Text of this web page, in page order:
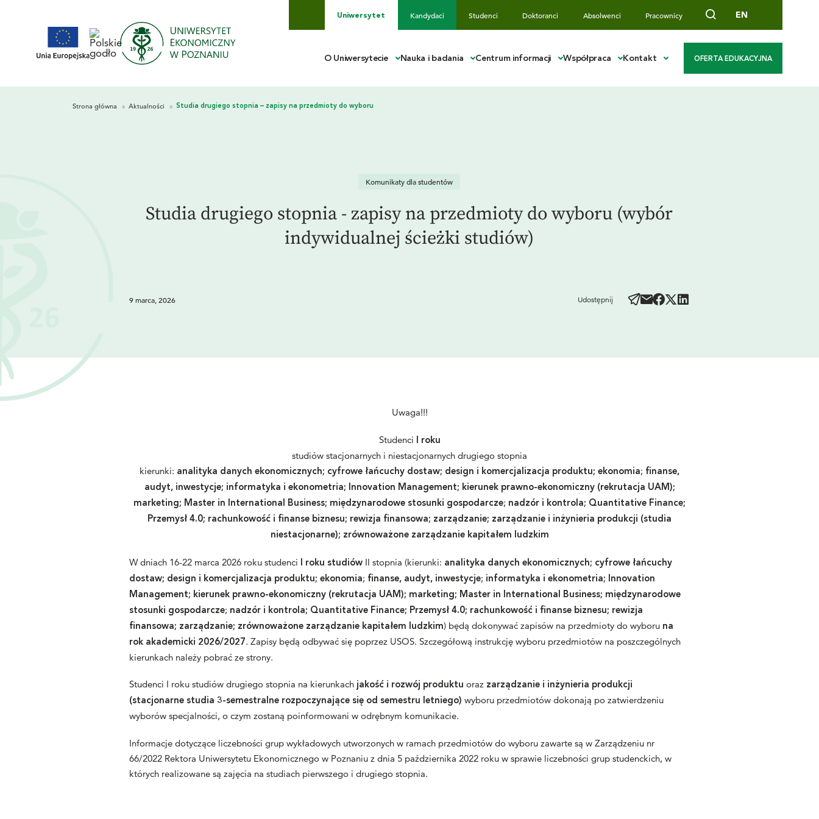
Uniwersytet Kandydaci Studenci Doktoranci Absolwenci Pracownicy EN
O Uniwersytecie Nauka i badania Centrum informacji Współpraca Kontakt OFERTA EDUKACYJNA
Komunikaty dla studentów
Studia drugiego stopnia - zapisy na przedmioty do wyboru (wybór
indywidualnej ścieżki studiów)
9 marca, 2026 Udostępnij
Uwaga!!!
Studenci I roku
studiów stacjonarnych i niestacjonarnych drugiego stopnia
kierunki: analityka danych ekonomicznych; cyfrowe łańcuchy dostaw; design i komercjalizacja produktu; ekonomia; finanse,
audyt, inwestycje; informatyka i ekonometria; Innovation Management; kierunek prawno-ekonomiczny (rekrutacja UAM);
marketing; Master in International Business; międzynarodowe stosunki gospodarcze; nadzór i kontrola; Quantitative Finance;
Przemysł 4.0; rachunkowość i finanse biznesu; rewizja finansowa; zarządzanie; zarządzanie i inżynieria produkcji (studia
niestacjonarne); zrównoważone zarządzanie kapitałem ludzkim
W dniach 16-22 marca 2026 roku studenci I roku studiów II stopnia (kierunki: analityka danych ekonomicznych; cyfrowe łańcuchy
dostaw; design i komercjalizacja produktu; ekonomia; finanse, audyt, inwestycje; informatyka i ekonometria; Innovation
Management; kierunek prawno-ekonomiczny (rekrutacja UAM); marketing; Master in International Business; międzynarodowe
stosunki gospodarcze; nadzór i kontrola; Quantitative Finance; Przemysł 4.0; rachunkowość i finanse biznesu; rewizja
finansowa; zarządzanie; zrównoważone zarządzanie kapitałem ludzkim) będą dokonywać zapisów na przedmioty do wyboru na
rok akademicki 2026/2027. Zapisy będą odbywać się poprzez USOS. Szczegółową instrukcję wyboru przedmiotów na poszczególnych
kierunkach należy pobrać ze strony.
Studenci I roku studiów drugiego stopnia na kierunkach jakość i rozwój produktuoraz zarządzanie i inżynieria produkcji
(stacjonarne studia 3-semestralne rozpoczynające się od semestru letniego)wyboru przedmiotów dokonają po zatwierdzeniu
wyborów specjalności, o czym zostaną poinformowani w odrębnym komunikacie.
Informacje dotyczące liczebności grup wykładowych utworzonych w ramach przedmiotów do wyboru zawarte są wZarządzeniu nr
66/2022 Rektora Uniwersytetu Ekonomicznego w Poznaniu z dnia 5 października 2022 roku w sprawie liczebności grup studenckich, w
których realizowane są zajęcia na studiach pierwszego i drugiego stopnia.